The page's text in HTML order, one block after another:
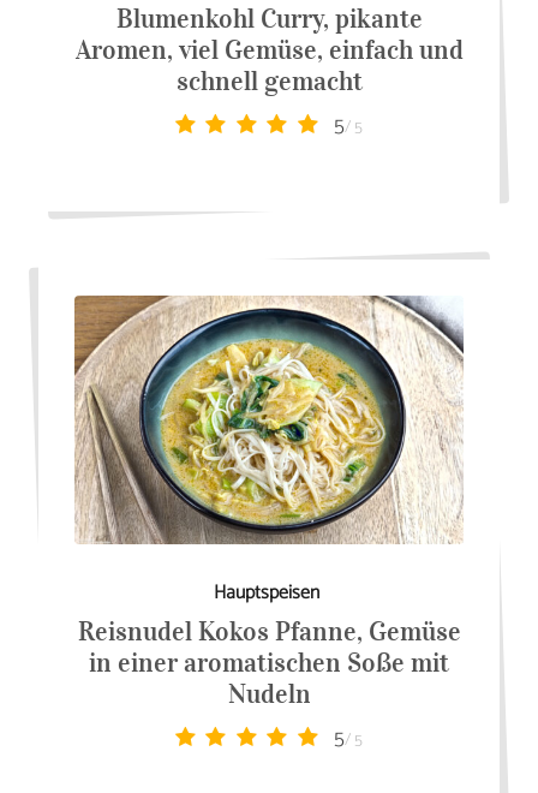
Blumenkohl Curry, pikante
Aromen, viel Gemüse, einfach und
schnell gemacht
5/ 5
Hauptspeisen
Reisnudel Kokos Pfanne, Gemüse
in einer aromatischen Soße mit
Nudeln
5/ 5